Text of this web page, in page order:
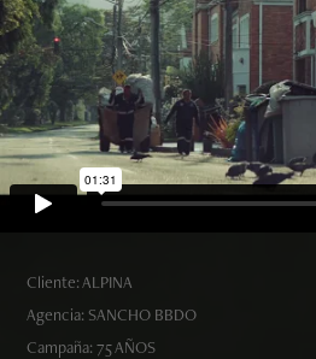
Cliente: ALPINA
Agencia: SANCHO BBDO
Campaña: 75 AÑOS